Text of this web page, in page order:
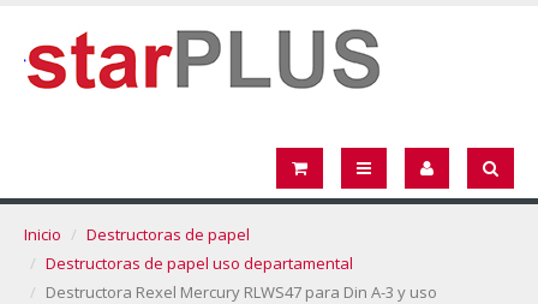
Inicio
Destructoras de papel
Destructoras de papel uso departamental
Destructora Rexel Mercury RLWS47 para Din A-3 y uso